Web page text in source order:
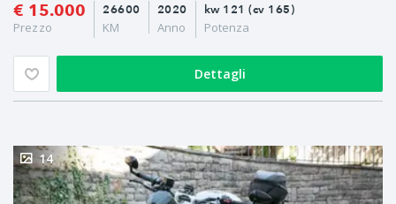
€ 15.000
Prezzo
2020
Anno
26600
KM
kw 121 (cv 165)
Potenza
Dettagli
14